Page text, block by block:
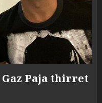
Paja thirret